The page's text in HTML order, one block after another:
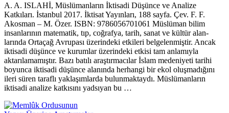
A. A. ISLAHİ, Müslümanların İktisadi Düşünce ve Analize
Katkıları. İstanbul 2017. İktisat Yayınları, 188 sayfa. Çev. F. F.
Akosman – M. Özer. ISBN: 9786056701061 Müslüman bilim
insanlarının matematik, tıp, coğrafya, tarih, sanat ve kültür alan­
larında Ortaçağ Avrupası üzerindeki etkileri belgelenmiştir. Ancak
ikti­sa­di düşünce ve kurumlar üzerindeki etkisi tam anlamıyla
aktarılamamıştır. Bazı batılı araştırmacılar İslam medeniyeti tarihi
boyunca iktisadi düşünce ala­nında herhangi bir ekol oluşmadığını
ileri süren taraflı yaklaşımlarda bu­lunmaktaydı. Müslümanların
iktisadi analize katkısını yadsıyan bu …